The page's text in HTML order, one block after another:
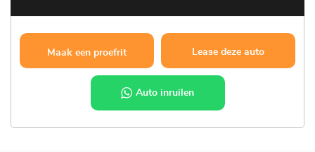
Maak een proefrit Lease deze auto
Auto inruilen